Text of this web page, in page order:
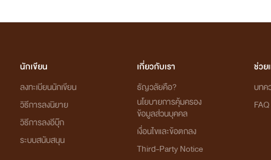
นักเขียน
ลงทะเบียนนักเขียน
วิธีการลงนิยาย
วิธีการลงอีบุ๊ก
ระบบสนับสนุน
เกี่ยวกับเรา
ธัญวลัยคือ?
นโยบายการคุ้มครอง
ข้อมูลส่วนบุคคล
เงื่อนไขและข้อตกลง
Third-Party Notice
ช่วย
บทค
FAQ